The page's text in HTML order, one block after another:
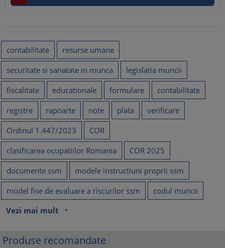
contabilitate
resurse umane
securitate si sanatate in munca
legislatia muncii
fiscalitate
educationale formulare
contabilitate
registre
rapoarte note plata
verificare
Ordinul 1.447/2023
COR
clasificarea ocupatiilor Romania
COR 2025
documente ssm
modele instructiuni proprii ssm
model fise de evaluare a riscurilor ssm
codul muncii
Vezi mai mult
arrow_drop_down
Produse recomandate